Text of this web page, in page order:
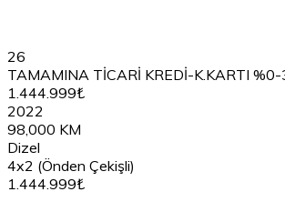
26
TAMAMINA TİCARİ KREDİ-K.KARTI
1.444.999₺
2022
98,000 KM
Dizel
4x2 (Önden Çekişli)
1.444.999₺